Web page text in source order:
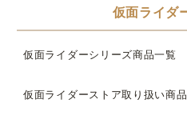
仮面ライダ
仮面ライダーシリーズ商品一覧
仮面ライダーストア取り扱い商品